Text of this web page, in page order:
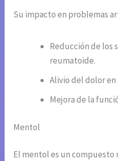
Su impacto en problemas
Reducción de los
reumatoide.
Alivio del dolor
Mejora de la
Mentol
El mentol es un